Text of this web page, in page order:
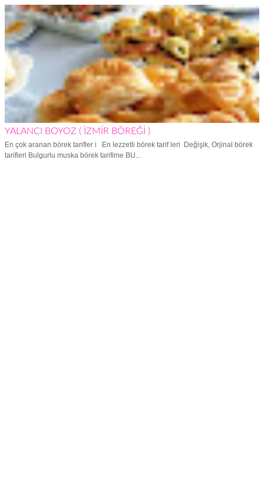
YALANCI BOYOZ ( İZMİR BÖREĞİ )
En çok aranan börek tarifler i En lezzetli börek tarif leri Değişik, Orjinal börek
tarifleri Bulgurlu muska börek tarifime BU...